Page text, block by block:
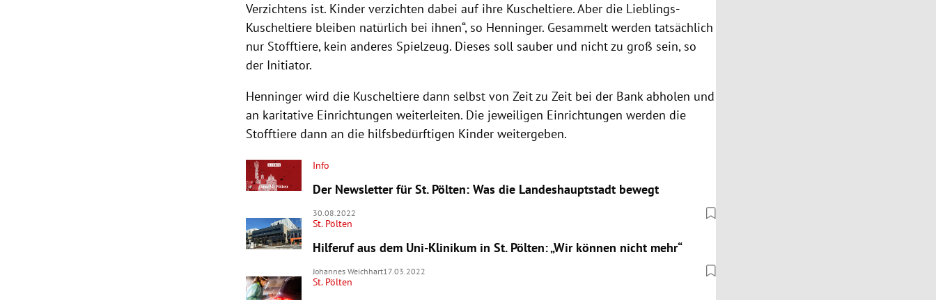
Verzichtens ist. Kinder verzichten dabei auf ihre Kuscheltiere. Aber die Lieblings-
Kuscheltiere bleiben natürlich bei ihnen“, so Henninger. Gesammelt werden tatsächlich
nur Stofftiere, kein anderes Spielzeug. Dieses soll sauber und nicht zu groß sein, so
der Initiator.
Henninger wird die Kuscheltiere dann selbst von Zeit zu Zeit bei der Bank abholen und
an karitative Einrichtungen weiterleiten. Die jeweiligen Einrichtungen werden die
Stofftiere dann an die hilfsbedürftigen Kinder weitergeben.
Info
Der Newsletter für St. Pölten: Was die Landeshauptstadt bewegt
30.08.2022
St. Pölten
Hilferuf aus dem Uni-Klinikum in St. Pölten: „Wir können nicht mehr“
Johannes Weichhart17.03.2022
St. Pölten